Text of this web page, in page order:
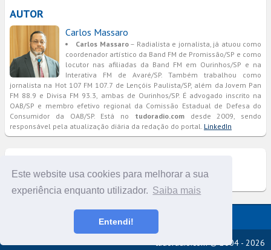
Este website usa cookies para melhorar a sua
experiência enquanto utilizador. Saiba mais
Entendi!
AUTOR
Carlos Massaro
Carlos Massaro– Radialista e jornalista, já atuou como
coordenador artístico da Band FM de Promissão/SP e como
locutor nas afiliadas da Band FM em Ourinhos/SP e na
Interativa FM de Avaré/SP. Também trabalhou como
jornalista na Hot 107 FM 107.7 de Lençóis Paulista/SP, além da Jovem Pan
FM 88.9 e Divisa FM 93.3, ambas de Ourinhos/SP. É advogado inscrito na
OAB/SP e membro efetivo regional da Comissão Estadual de Defesa do
Consumidor da OAB/SP. Está no tudoradio.comdesde 2009, sendo
responsável pela atualização diária da redação do portal. LinkedIn
Versão completa do portal
tudoradio.com © 2004 - 2026